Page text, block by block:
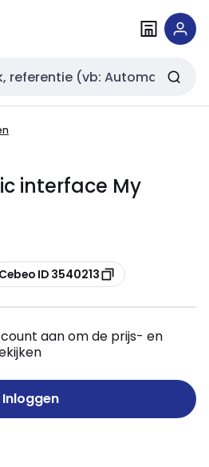
interface My
Cebeo ID 3540213
aan om de prijs- en
Inloggen